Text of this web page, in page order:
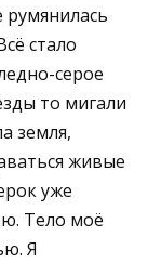
румянилась
стало
серое
то мигали
земля,
живые
уже
Тело моё
Я